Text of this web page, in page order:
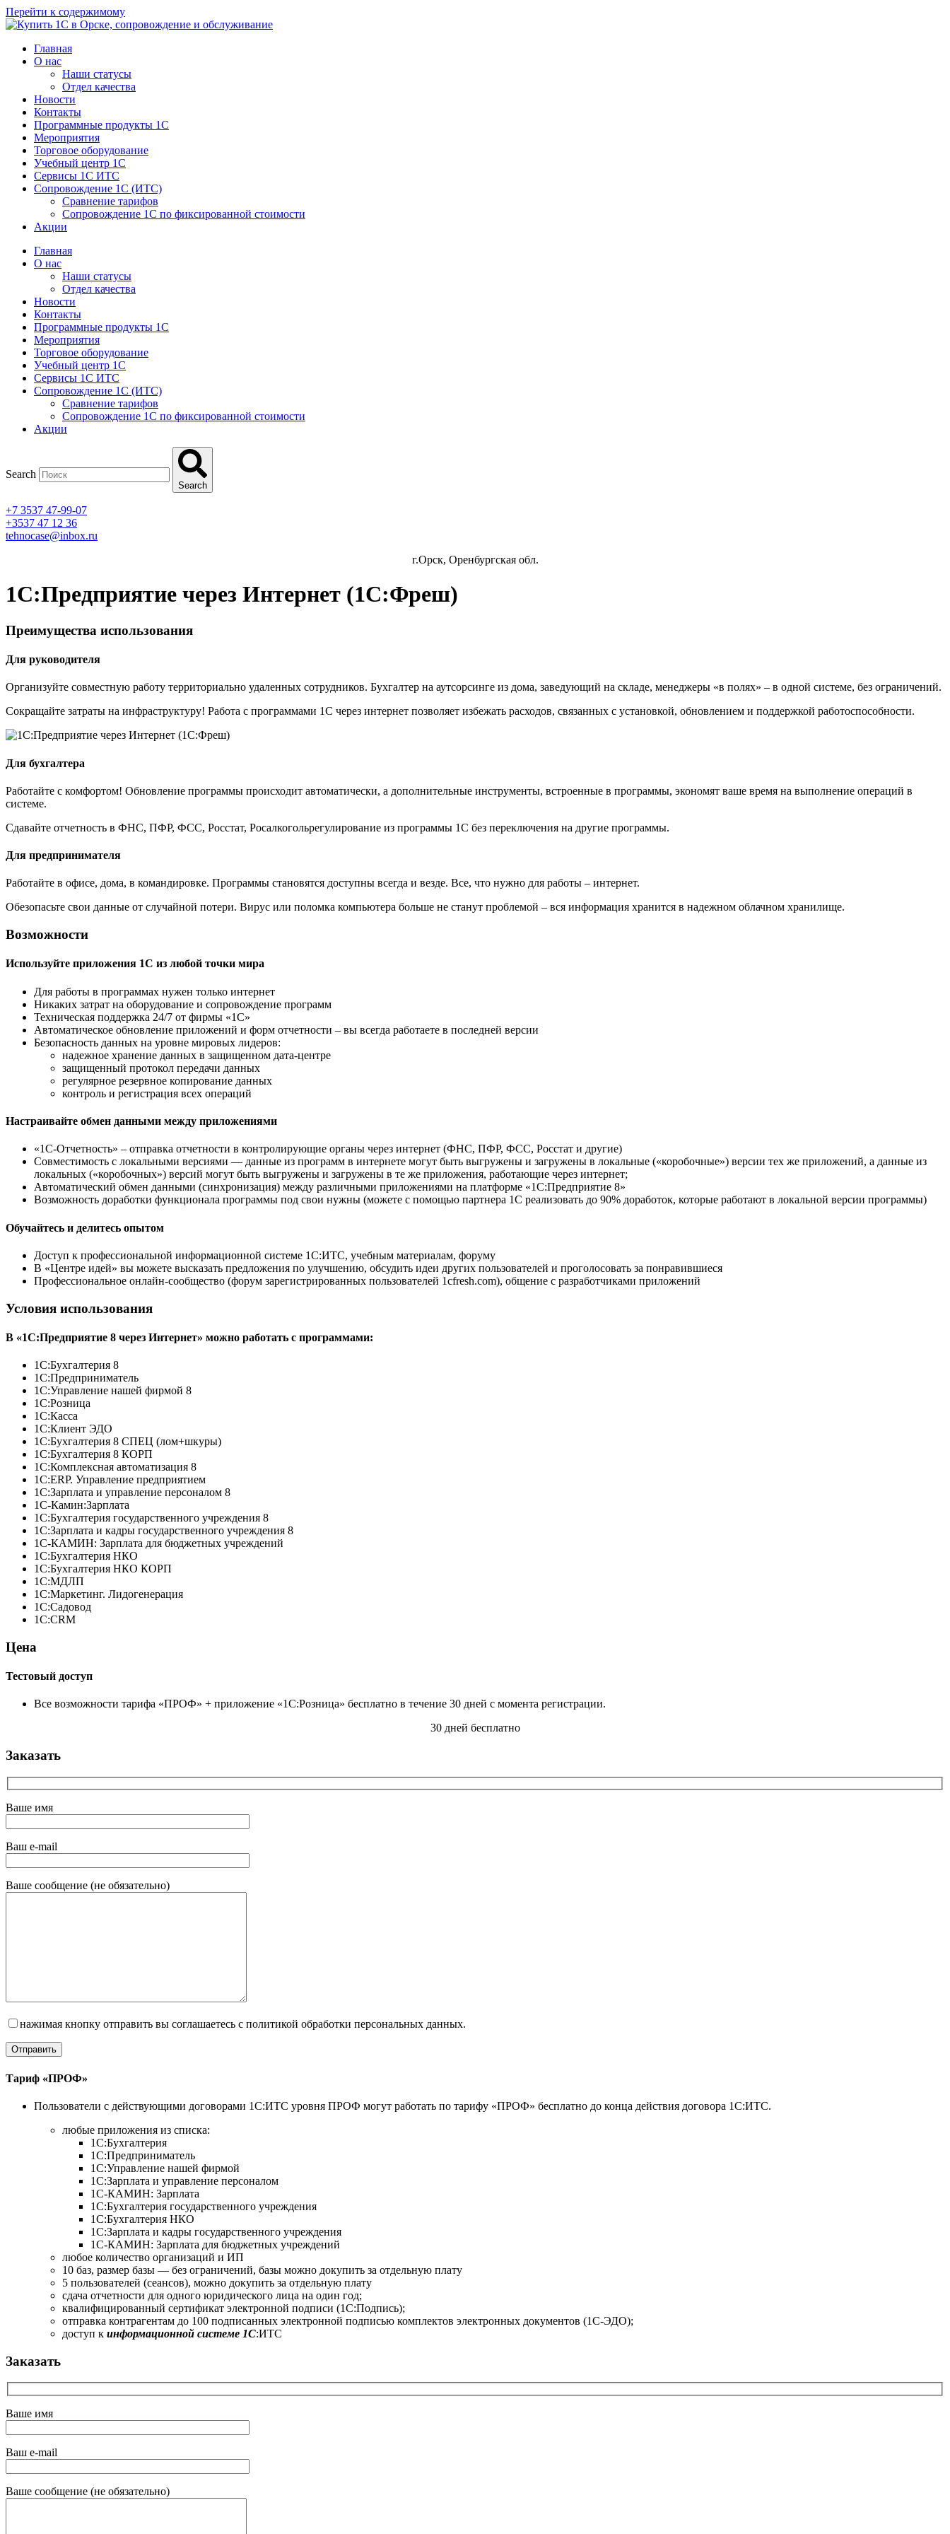
Перейти к содержимому
Главная
О нас
Наши статусы
Отдел качества
Новости
Контакты
Программные продукты 1C
Мероприятия
Торговое оборудование
Учебный центр 1C
Сервисы 1C ИТС
Сопровождение 1С (ИТС)
Сравнение тарифов
Сопровождение 1С по фиксированной стоимости
Акции
Главная
О нас
Наши статусы
Отдел качества
Новости
Контакты
Программные продукты 1C
Мероприятия
Торговое оборудование
Учебный центр 1C
Сервисы 1C ИТС
Сопровождение 1С (ИТС)
Сравнение тарифов
Сопровождение 1С по фиксированной стоимости
Акции
Search
Search
+7 3537 47-99-07
+3537 47 12 36
tehnocase@inbox.ru
г.Орск, Оренбургская обл.
1С:Предприятие через Интернет (1С:Фреш)
Преимущества использования
Для руководителя
Организуйте совместную работу территориально удаленных сотрудников. Бухгалтер на аутсорсинге из дома, заведующий на складе, менеджеры «в полях» – в одной системе, без ограничений.
Сокращайте затраты на инфраструктуру! Работа с программами 1С через интернет позволяет избежать расходов, связанных с установкой, обновлением и поддержкой работоспособности.
Для бухгалтера
Работайте с комфортом! Обновление программы происходит автоматически, а дополнительные инструменты, встроенные в программы, экономят ваше время на выполнение операций в
системе.
Сдавайте отчетность в ФНС, ПФР, ФСС, Росстат, Росалкогольрегулирование из программы 1С без переключения на другие программы.
Для предпринимателя
Работайте в офисе, дома, в командировке. Программы становятся доступны всегда и везде. Все, что нужно для работы – интернет.
Обезопасьте свои данные от случайной потери. Вирус или поломка компьютера больше не станут проблемой – вся информация хранится в надежном облачном хранилище.
Возможности
Используйте приложения 1С из любой точки мира
Для работы в программах нужен только интернет
Никаких затрат на оборудование и сопровождение программ
Техническая поддержка 24/7 от фирмы «1С»
Автоматическое обновление приложений и форм отчетности – вы всегда работаете в последней версии
Безопасность данных на уровне мировых лидеров:
надежное хранение данных в защищенном дата-центре
защищенный протокол передачи данных
регулярное резервное копирование данных
контроль и регистрация всех операций
Настраивайте обмен данными между приложениями
«1С-Отчетность» – отправка отчетности в контролирующие органы через интернет (ФНС, ПФР, ФСС, Росстат и другие)
Совместимость с локальными версиями — данные из программ в интернете могут быть выгружены и загружены в локальные («коробочные») версии тех же приложений, а данные из
локальных («коробочных») версий могут быть выгружены и загружены в те же приложения, работающие через интернет;
Автоматический обмен данными (синхронизация) между различными приложениями на платформе «1С:Предприятие 8»
Возможность доработки функционала программы под свои нужны (можете с помощью партнера 1С реализовать до 90% доработок, которые работают в локальной версии программы)
Обучайтесь и делитесь опытом
Доступ к профессиональной информационной системе 1С:ИТС, учебным материалам, форуму
В «Центре идей» вы можете высказать предложения по улучшению, обсудить идеи других пользователей и проголосовать за понравившиеся
Профессиональное онлайн-сообщество (форум зарегистрированных пользователей 1сfresh.com), общение с разработчиками приложений
Условия использования
В «1С:Предприятие 8 через Интернет» можно работать с программами:
1С:Бухгалтерия 8
1С:Предприниматель
1С:Управление нашей фирмой 8
1С:Розница
1С:Касса
1С:Клиент ЭДО
1С:Бухгалтерия 8 СПЕЦ (лом+шкуры)
1С:Бухгалтерия 8 КОРП
1С:Комплексная автоматизация 8
1С:ERP. Управление предприятием
1С:Зарплата и управление персоналом 8
1С-Камин:Зарплата
1С:Бухгалтерия государственного учреждения 8
1С:Зарплата и кадры государственного учреждения 8
1С-КАМИН: Зарплата для бюджетных учреждений
1С:Бухгалтерия НКО
1С:Бухгалтерия НКО КОРП
1С:МДЛП
1С:Маркетинг. Лидогенерация
1С:Садовод
1С:CRM
Цена
Тестовый доступ
Все возможности тарифа «ПРОФ» + приложение «1С:Розница» бесплатно в течение 30 дней с момента регистрации.
30 дней бесплатно
Заказать
Ваше имя
Ваш e-mail
Ваше сообщение (не обязательно)
нажимая кнопку отправить вы соглашаетесь с политикой обработки персональных данных.
Тариф «ПРОФ»
Пользователи с действующими договорами 1С:ИТС уровня ПРОФ могут работать по тарифу «ПРОФ» бесплатно до конца действия договора 1С:ИТС.
любые приложения из списка:
1C:Бухгалтерия
1С:Предприниматель
1С:Управление нашей фирмой
1С:Зарплата и управление персоналом
1С-КАМИН: Зарплата
1С:Бухгалтерия государственного учреждения
1C:Бухгалтерия НКО
1С:Зарплата и кадры государственного учреждения
1С-КАМИН: Зарплата для бюджетных учреждений
любое количество организаций и ИП
10 баз, размер базы — без ограничений, базы можно докупить за отдельную плату
5 пользователей (сеансов), можно докупить за отдельную плату
сдача отчетности для одного юридического лица на один год;
квалифицированный сертификат электронной подписи (1С:Подпись);
отправка контрагентам до 100 подписанных электронной подписью комплектов электронных документов (1С-ЭДО);
доступ к информационной системе 1С:ИТС
Заказать
Ваше имя
Ваш e-mail
Ваше сообщение (не обязательно)